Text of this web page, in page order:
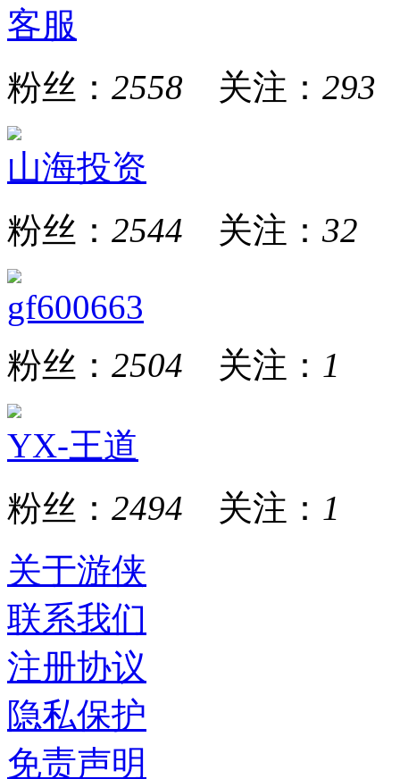
客服
粉丝： 2558 关注： 293
山海投资
粉丝： 2544 关注： 32
gf600663
粉丝： 2504 关注： 1
YX-王道
粉丝： 2494 关注： 1
关于游侠
联系我们
注册协议
隐私保护
免责声明